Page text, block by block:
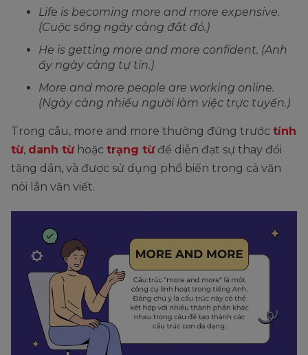
Life is becoming more and more expensive.
(Cuộc sống ngày càng đắt đỏ.)
He is getting more and more confident. (Anh
ấy ngày càng tự tin.)
More and more people are working online.
(Ngày càng nhiều người làm việc trực tuyến.)
Trong câu, more and more thường đứng trước tính
từ, danh từhoặc trạng từđể diễn đạt sự thay đổi
tăng dần, và được sử dụng phổ biến trong cả văn
nói lẫn văn viết.